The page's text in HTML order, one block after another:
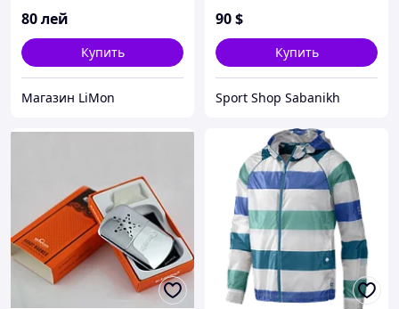
80лей
Купить
Магазин LiMon
90$
Купить
Sport Shop Sabanikh